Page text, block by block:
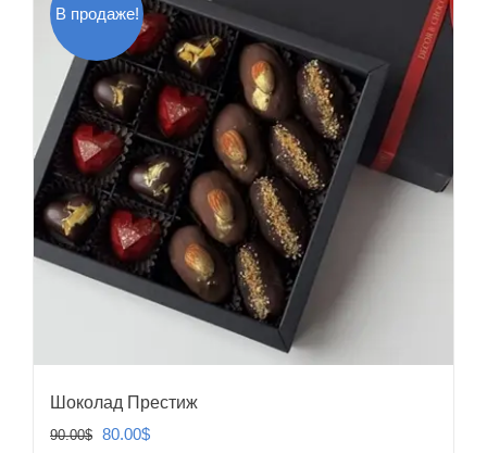
В продаже!
Шоколад Престиж
90.00$ Первоначальная
80.00$Текущая